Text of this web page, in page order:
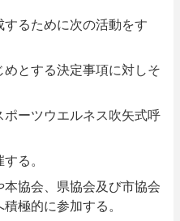
るために次の活動をす
とする決定事項に対しそ
ポーツウエルネス吹矢式呼
る。
協会、県協会及び市協会
極的に参加する。